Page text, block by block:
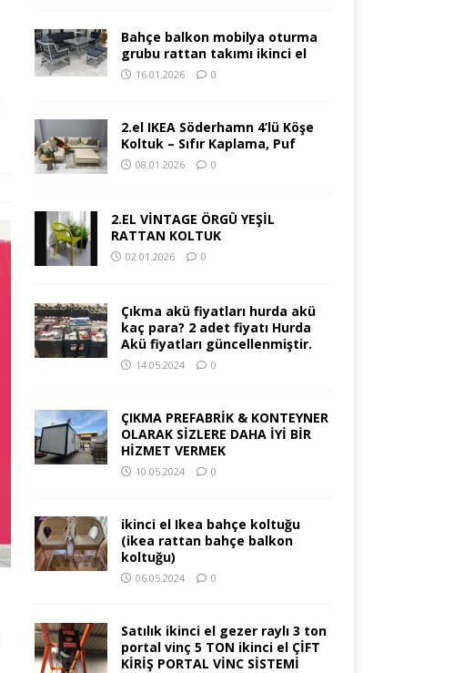
Bahçe balkon mobilya oturma
grubu rattan takımı ikinci el
16.01.2026 0
2.el IKEA Söderhamn 4’lü Köşe
Koltuk – Sıfır Kaplama, Puf
08.01.2026 0
2.EL VİNTAGE ÖRGÜ YEŞİL
RATTAN KOLTUK
02.01.2026 0
Çıkma akü fiyatları hurda akü
kaç para? 2 adet fiyatı Hurda
Akü fiyatları güncellenmiştir.
14.05.2024 0
ÇIKMA PREFABRİK & KONTEYNER
OLARAK SİZLERE DAHA İYİ BİR
HİZMET VERMEK
10.05.2024 0
ikinci el Ikea bahçe koltuğu
(ikea rattan bahçe balkon
koltuğu)
06.05.2024 0
Satılık ikinci el gezer raylı 3 ton
portal vinç 5 TON ikinci el ÇİFT
KİRİŞ PORTAL VİNC SİSTEMİ